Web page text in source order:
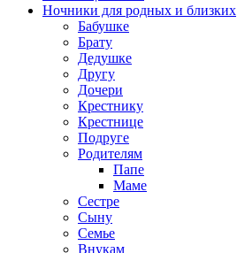
Ночники для родных и близких
Бабушке
Брату
Дедушке
Другу
Дочери
Крестнику
Крестнице
Подруге
Родителям
Папе
Маме
Сестре
Сыну
Семье
Внукам